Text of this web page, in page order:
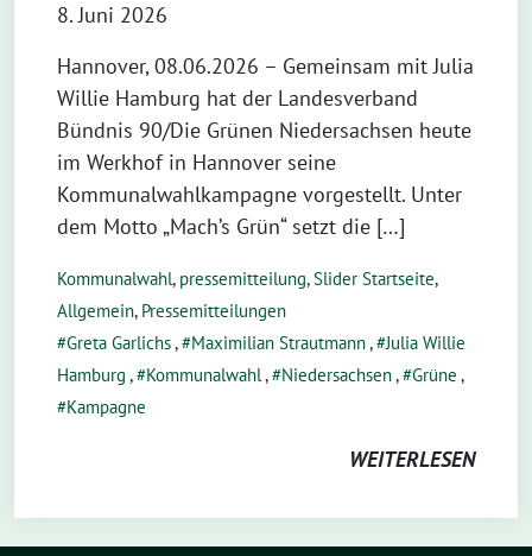
8. Juni 2026
Hannover, 08.06.2026 – Gemeinsam mit Julia
Willie Hamburg hat der Landesverband
Bündnis 90/Die Grünen Niedersachsen heute
im Werkhof in Hannover seine
Kommunalwahlkampagne vorgestellt. Unter
dem Motto „Mach’s Grün“ setzt die […]
Kommunalwahl, pressemitteilung,Slider Startseite,
Allgemein, Pressemitteilungen
Greta Garlichs, Maximilian Strautmann, Julia Willie
Hamburg , Kommunalwahl, Niedersachsen, Grüne ,
Kampagne
WEITERLESEN